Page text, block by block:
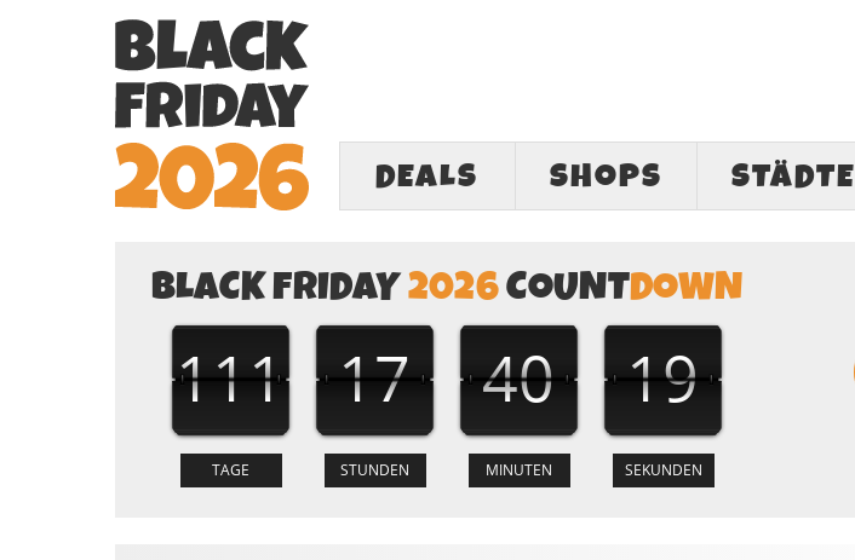
DEALS SHOPS STÄDTE
BLACK FRIDAY2026COUNTDOWN
111 17 40 18